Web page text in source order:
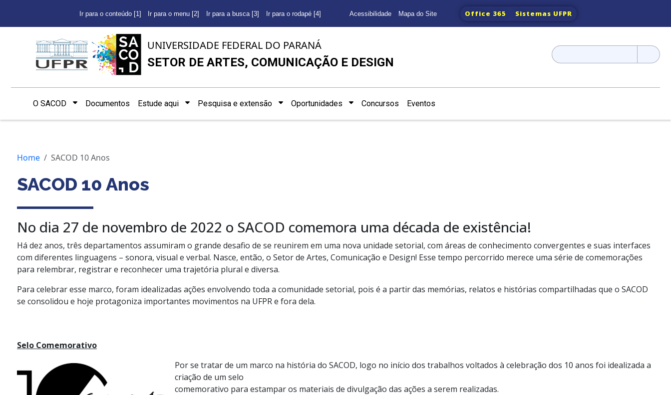
Ir para o conteúdo [1] Ir para o menu [2] Ir para a busca [3] Ir para o rodapé [4] Acessibilidade Mapa do Site Office 365 Sistemas UFPR
UNIVERSIDADE FEDERAL DO PARANÁ
SETOR DE ARTES, COMUNICAÇÃO E DESIGN
Pesquisar
por:
O SACOD Documentos Estude aqui Pesquisa e extensão Oportunidades Concursos Eventos
Home SACOD 10 Anos
SACOD 10 Anos
No dia 27 de novembro de 2022 o SACOD comemora uma década de existência!
Há dez anos, três departamentos assumiram o grande desafio de se reunirem em uma nova unidade setorial, com áreas de conhecimento convergentes e suas interfaces
com diferentes linguagens – sonora, visual e verbal. Nasce, então, o Setor de Artes, Comunicação e Design! Esse tempo percorrido merece uma série de comemorações
para relembrar, registrar e reconhecer uma trajetória plural e diversa.
Para celebrar esse marco, foram idealizadas ações envolvendo toda a comunidade setorial, pois é a partir das memórias, relatos e histórias compartilhadas que o SACOD
se consolidou e hoje protagoniza importantes movimentos na UFPR e fora dela.
Selo Comemorativo
Por se tratar de um marco na história do SACOD, logo no início dos trabalhos voltados à celebração dos 10 anos foi idealizada a
criação de um selo
comemorativo para estampar os materiais de divulgação das ações a serem realizadas.